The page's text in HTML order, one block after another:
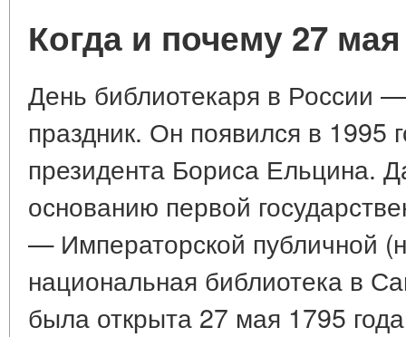
Когда и почему 27 мая
День библиотекаря в России
праздник. Он появился в 1995
президента Бориса Ельцина.
основанию первой
— Императорской публичной
национальная библиотека в
была открыта 27 мая 1795